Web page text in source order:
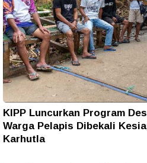
KIPP Luncurkan Program
Warga Pelapis Dibekali
Karhutla